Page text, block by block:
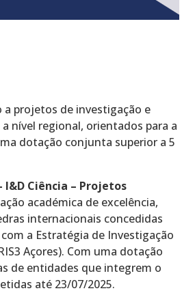
a projetos de investigação e
nível regional, orientados para a
dotação conjunta superior a 5
I&D Ciência – Projetos
académica de excelência,
internacionais concedidas
a Estratégia de Investigação
Açores). Com uma dotação
de entidades que integrem o
até 23/07/2025.